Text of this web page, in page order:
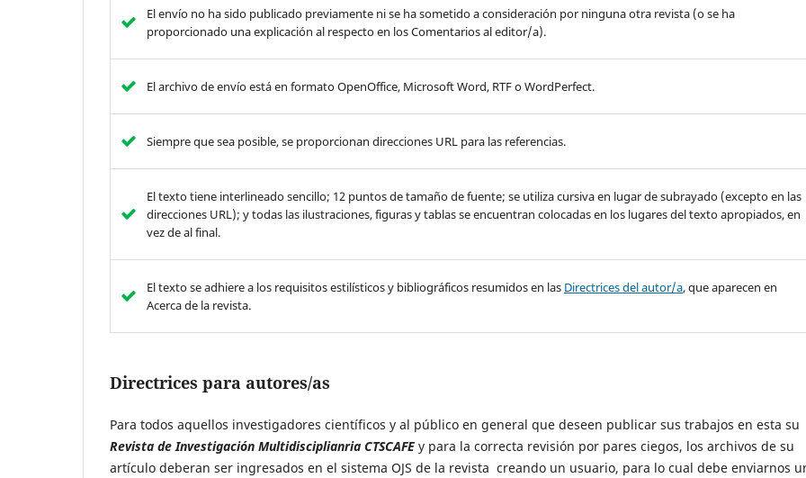
El envío no ha sido publicado previamente ni se ha sometido a consideración por ninguna otra revista (o se ha
proporcionado una explicación al respecto en los Comentarios al editor/a).
El archivo de envío está en formato OpenOffice, Microsoft Word, RTF o WordPerfect.
Siempre que sea posible, se proporcionan direcciones URL para las referencias.
El texto tiene interlineado sencillo; 12 puntos de tamaño de fuente; se utiliza cursiva en lugar de subrayado (excepto en las
direcciones URL); y todas las ilustraciones, figuras y tablas se encuentran colocadas en los lugares del texto apropiados, en
vez de al final.
El texto se adhiere a los requisitos estilísticos y bibliográficos resumidos en las Directrices del autor/a, que aparecen en
Acerca de la revista.
Directrices para autores/as
Para todos aquellos investigadores científicos y al público en general que deseen publicar sus trabajos en esta su
Revista de Investigación Multidisciplianria CTSCAFE y para la correcta revisión por pares ciegos, los archivos de su
artículo deberan ser ingresados en el sistema OJS de la revista creando un usuario, para lo cual debe enviarnos